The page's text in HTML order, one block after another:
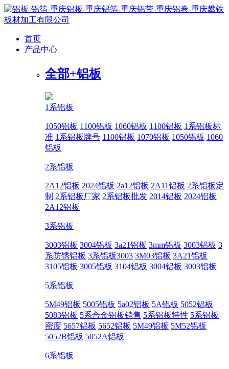
首页
产品中心
全部+铝板
1系铝板
1050铝板 1100铝板 1060铝板 1100铝板 1系铝板标
准 1系铝板牌号 1100铝板 1070铝板 1050铝板 1060
铝板
2系铝板
2A12铝板 2024铝板 2a12铝板 2A11铝板 2系铝板定
制 2系铝板厂家 2系铝板批发 2014铝板 2024铝板
2A12铝板
3系铝板
3003铝板 3004铝板 3a21铝板 3mm铝板 3003铝板 3
系防锈铝板 3系铝板3003 3M03铝板 3A21铝板
3105铝板 3005铝板 3104铝板 3004铝板 3003铝板
5系铝板
5M49铝板 5005铝板 5a02铝板 5A铝板 5052铝板
5083铝板 5系合金铝板销售 5系铝板特性 5系铝板
密度 5657铝板 5652铝板 5M49铝板 5M52铝板
5052B铝板 5052A铝板
6系铝板